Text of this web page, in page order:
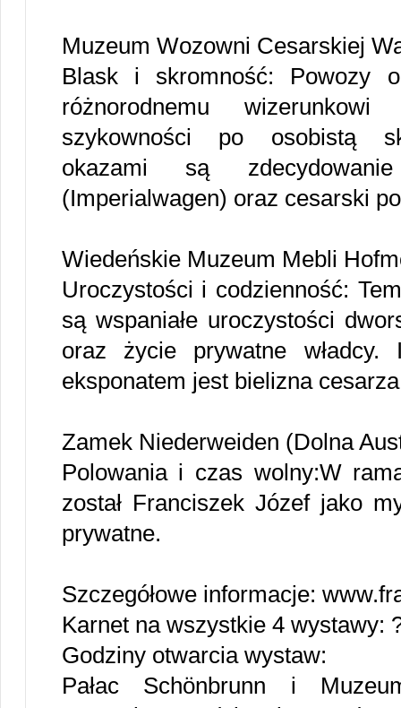
Muzeum Wozowni Cesarskiej
Blask i skromność: Powozy
różnorodnemu
szykowności po osobistą
okazami są
(Imperialwagen) oraz cesarski
Wiedeńskie Muzeum Mebli
Uroczystości i codzienność:
są wspaniałe uroczystości
oraz życie prywatne władcy.
eksponatem jest bielizna
Zamek Niederweiden (Dolna
Polowania i czas wolny:W
został Franciszek Józef jako
prywatne.
Szczegółowe informacje:
Karnet na wszystkie 4 wystawy:
Godziny otwarcia wystaw:
Pałac Schönbrunn i